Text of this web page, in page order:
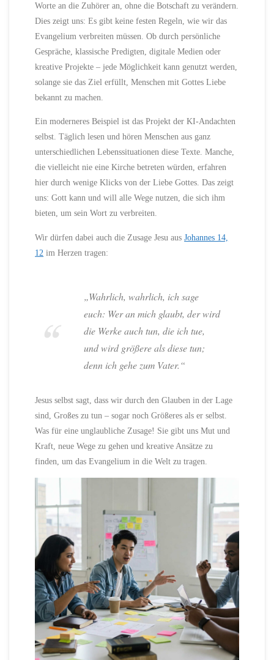
Worte an die Zuhörer an, ohne die Botschaft zu verändern.
Dies zeigt uns: Es gibt keine festen Regeln, wie wir das
Evangelium verbreiten müssen. Ob durch persönliche
Gespräche, klassische Predigten, digitale Medien oder
kreative Projekte – jede Möglichkeit kann genutzt werden,
solange sie das Ziel erfüllt, Menschen mit Gottes Liebe
bekannt zu machen.
Ein moderneres Beispiel ist das Projekt der KI-Andachten
selbst. Täglich lesen und hören Menschen aus ganz
unterschiedlichen Lebenssituationen diese Texte. Manche,
die vielleicht nie eine Kirche betreten würden, erfahren
hier durch wenige Klicks von der Liebe Gottes. Das zeigt
uns: Gott kann und will alle Wege nutzen, die sich ihm
bieten, um sein Wort zu verbreiten.
Wir dürfen dabei auch die Zusage Jesu ausJohannes 14,
12 im Herzen tragen:
„Wahrlich, wahrlich, ich sage
euch: Wer an mich glaubt, der wird
die Werke auch tun, die ich tue,
und wird größere als diese tun;
denn ich gehe zum Vater.“
Jesus selbst sagt, dass wir durch den Glauben in der Lage
sind, Großes zu tun – sogar noch Größeres als er selbst.
Was für eine unglaubliche Zusage! Sie gibt uns Mut und
Kraft, neue Wege zu gehen und kreative Ansätze zu
finden, um das Evangelium in die Welt zu tragen.